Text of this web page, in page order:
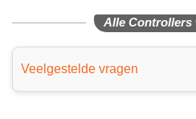
Alle Controllers
Veelgestelde vragen